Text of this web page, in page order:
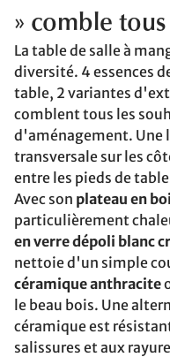
» comble
La table de salle à
diversité. 4 essences
table, 2 variantes
comblent tous les
d'aménagement. Une
transversale sur les
entre les pieds de
Avec son plateau en
particulièrement
en verre dépoli blanc
nettoie d'un simple
céramique anthracite
le beau bois. Une
céramique est
salissures et aux